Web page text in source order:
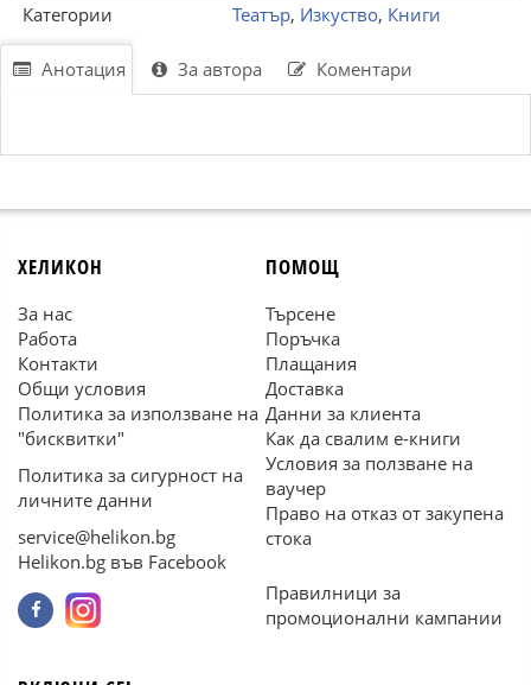
Категории
Театър, Изкуство, Книги
Анотация За автора Коментари
ХЕЛИКОН
За нас
Работа
Контакти
Общи условия
Политика за използване на
"бисквитки"
Политика за сигурност на
личните данни
service@helikon.bg
Helikon.bg във Facebook
ПОМОЩ
Търсене
Поръчка
Плащания
Доставка
Данни за клиента
Как да свалим е-книги
Условия за ползване на
ваучер
Право на отказ от закупена
стока
Правилници за
промоционални кампании